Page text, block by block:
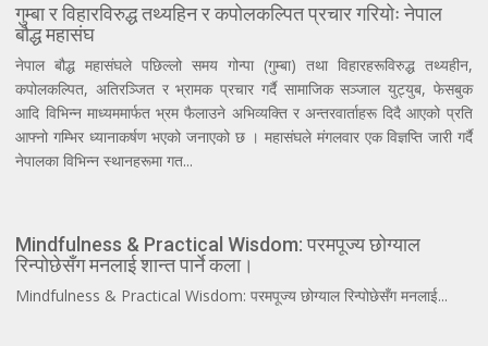
गुम्बा र विहारविरुद्ध तथ्यहिन र कपोलकल्पित प्रचार गरियोः नेपाल
बौद्ध महासंघ
नेपाल बौद्ध महासंघले पछिल्लो समय गोन्पा (गुम्बा) तथा विहारहरूविरुद्ध तथ्यहीन,
कपोलकल्पित, अतिरञ्जित र भ्रामक प्रचार गर्दै सामाजिक सञ्जाल युट्युब, फेसबुक
आदि विभिन्न माध्यममार्फत भ्रम फैलाउने अभिव्यक्ति र अन्तरवार्ताहरू दिदै आएको प्रति
आफ्नो गम्भिर ध्यानाकर्षण भएको जनाएको छ । महासंघले मंगलवार एक विज्ञप्ति जारी गर्दै
नेपालका विभिन्न स्थानहरूमा गत...
Mindfulness & Practical Wisdom: परमपूज्य छोग्याल
रिन्पोछेसँग मनलाई शान्त पार्ने कला।
Mindfulness & Practical Wisdom: परमपूज्य छोग्याल रिन्पोछेसँग मनलाई...